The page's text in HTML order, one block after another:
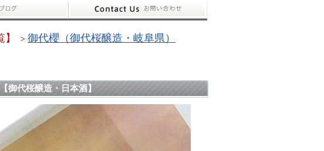
> 御代櫻（御代桜醸造・岐阜県）
代桜醸造・日本酒】